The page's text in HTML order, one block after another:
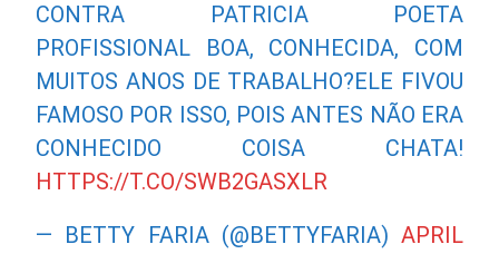
CONTRA PATRICIA POETA
PROFISSIONAL BOA, CONHECIDA, COM
MUITOS ANOS DE TRABALHO?ELE FIVOU
FAMOSO POR ISSO, POIS ANTES NÃO ERA
CONHECIDO COISA CHATA!
HTTPS://T.CO/SWB2GASXLR
— BETTY FARIA (@BETTYFARIA) APRIL